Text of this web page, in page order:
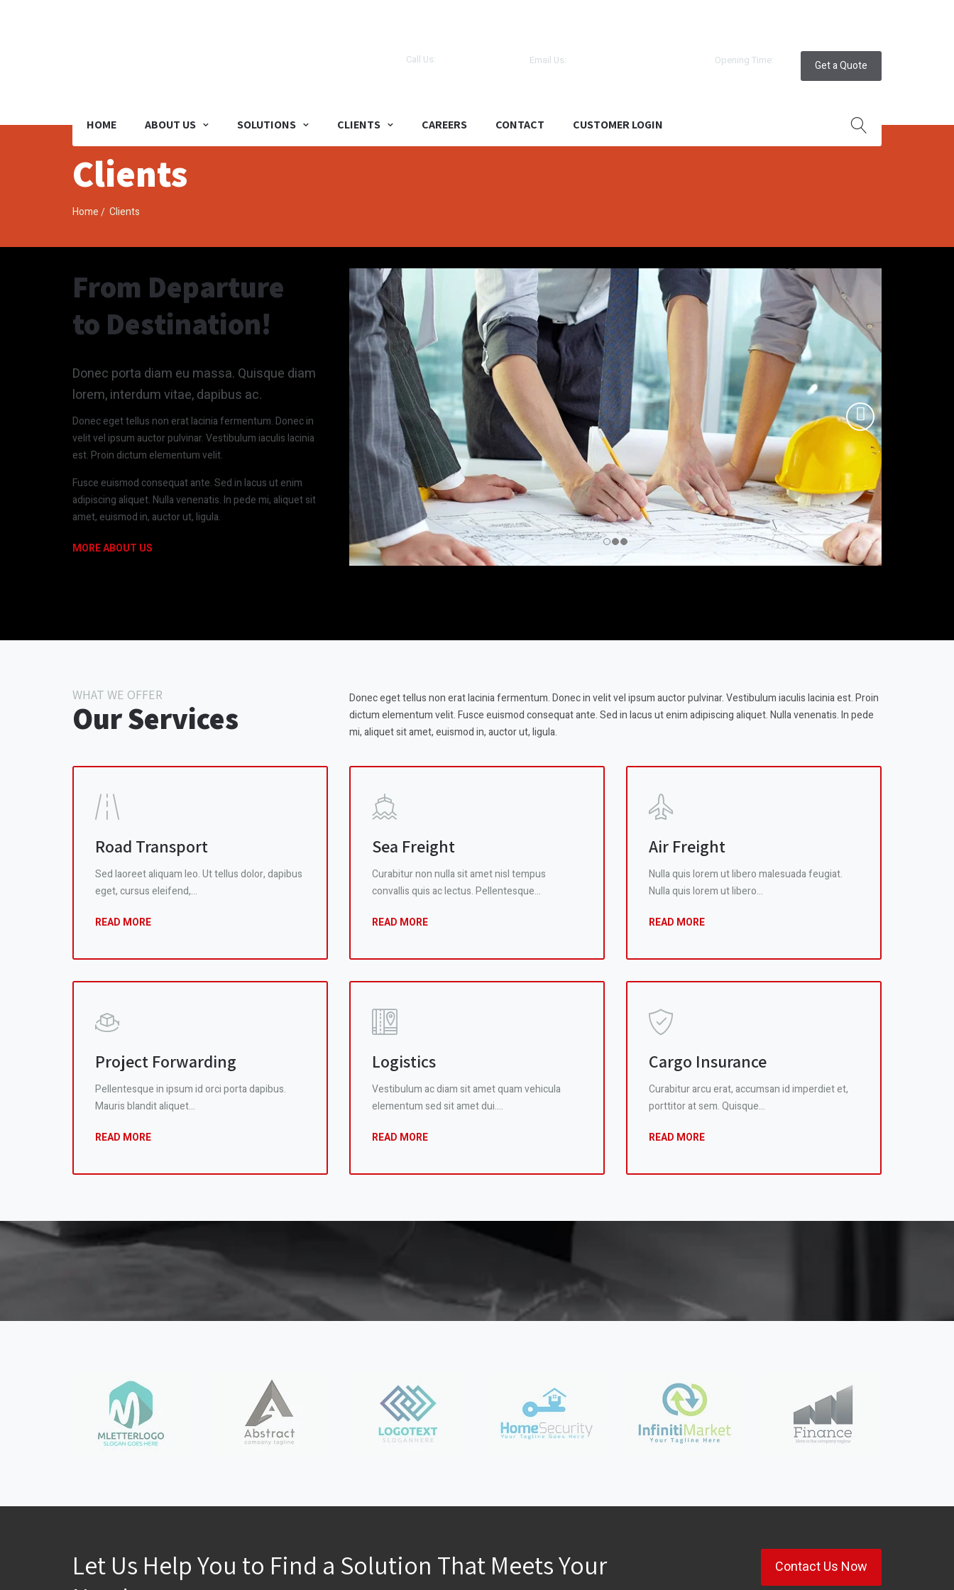
Call Us: Email Us: Opening Time: Get a Quote
HOME ABOUT US SOLUTIONS CLIENTS CAREERS CONTACT CUSTOMER LOGIN
Clients
Home Clients
From Departure
to Destination!
Donec porta diam eu massa. Quisque diam
lorem, interdum vitae, dapibus ac.
Donec eget tellus non erat lacinia fermentum. Donec in
velit vel ipsum auctor pulvinar. Vestibulum iaculis lacinia
est. Proin dictum elementum velit.
Fusce euismod consequat ante. Sed in lacus ut enim
adipiscing aliquet. Nulla venenatis. In pede mi, aliquet sit
amet, euismod in, auctor ut, ligula.
MORE ABOUT US
WHAT WE OFFER
Our Services
Donec eget tellus non erat lacinia fermentum. Donec in velit vel ipsum auctor pulvinar. Vestibulum iaculis lacinia est. Proin
dictum elementum velit. Fusce euismod consequat ante. Sed in lacus ut enim adipiscing aliquet. Nulla venenatis. In pede
mi, aliquet sit amet, euismod in, auctor ut, ligula.
Road Transport
Sed laoreet aliquam leo. Ut tellus dolor, dapibus
eget, cursus eleifend,…
READ MORE
Sea Freight
Curabitur non nulla sit amet nisl tempus
convallis quis ac lectus. Pellentesque…
READ MORE
Air Freight
Nulla quis lorem ut libero malesuada feugiat.
Nulla quis lorem ut libero…
READ MORE
Project Forwarding
Pellentesque in ipsum id orci porta dapibus.
Mauris blandit aliquet…
READ MORE
Logistics
Vestibulum ac diam sit amet quam vehicula
elementum sed sit amet dui.…
READ MORE
Cargo Insurance
Curabitur arcu erat, accumsan id imperdiet et,
porttitor at sem. Quisque…
READ MORE
Let Us Help You to Find a Solution That Meets Your
Contact Us Now